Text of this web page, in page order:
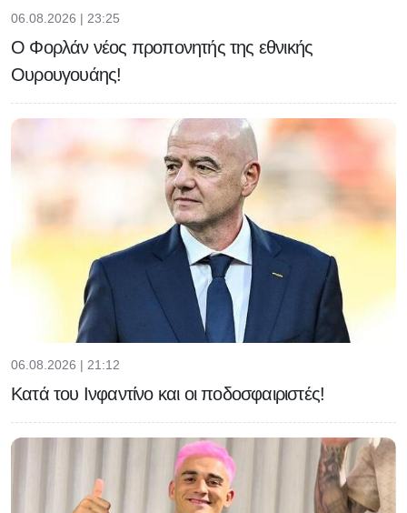
06.08.2026 | 23:25
Ο Φορλάν νέος προπονητής της εθνικής
Ουρουγουάης!
06.08.2026 | 21:12
Κατά του Ινφαντίνο και οι ποδοσφαιριστές!